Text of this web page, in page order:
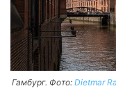
Гамбург. Фото: Dietmar